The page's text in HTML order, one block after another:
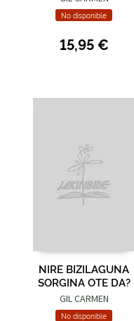
No disponible
15,95 €
NIRE BIZILAGUNA
SORGINA OTE DA?
GIL CARMEN
No disponible